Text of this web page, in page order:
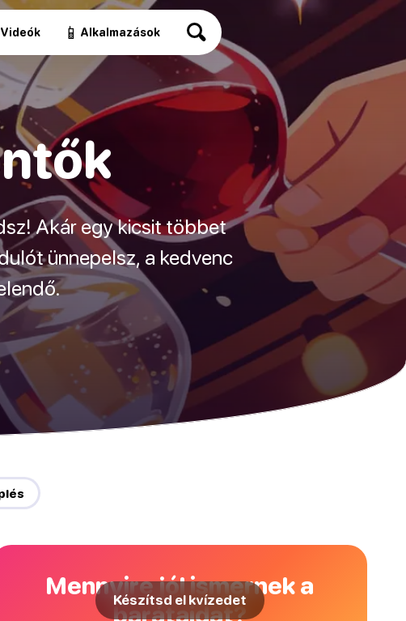
Videók 📱 Alkalmazások
Akár egy kicsit többet
ünnepelsz, a kedvenc
Mennyire jól ismernek a
barátaidat?
Készítsd el kvízedet